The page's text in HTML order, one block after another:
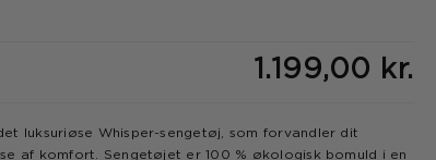
1.199,00 kr.
luksuriøse Whisper-sengetøj, som forvandler dit
af komfort. Sengetøjet er 100 % økologisk bomuld i en